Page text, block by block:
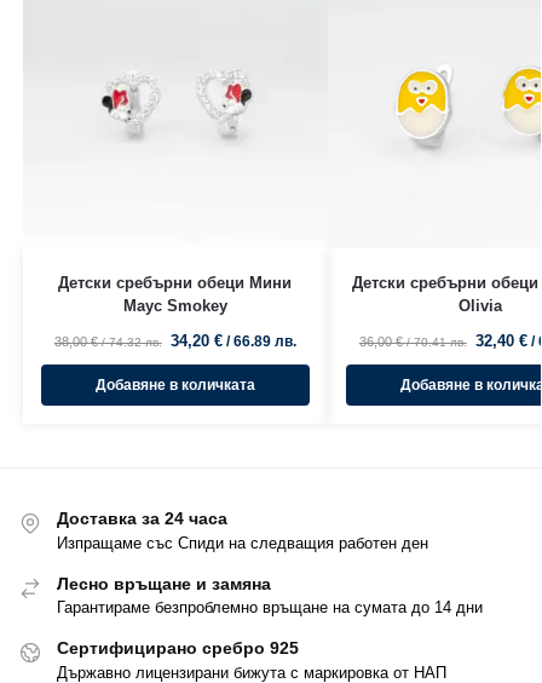
Детски сребърни обеци Мини
Маус Smokey
38,00€ / 74.32 лв. 34,20 € / 66.89 лв.
Добавяне в количката
Детски сребърни
Olivia
36,00€ / 70.41 лв. 32,40 € /
Добавяне в
Доставка за 24 часа
Изпращаме със Спиди на следващия работен ден
Лесно връщане и замяна
Гарантираме безпроблемно връщане на сумата до 14 дни
Сертифицирано сребро 925
Държавно лицензирани бижута с маркировка от НАП